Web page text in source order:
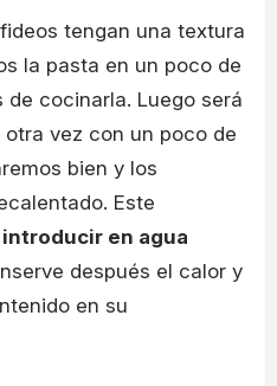
tengan una textura
la pasta en un poco de
cocinarla. Luego será
vez con un poco de
bien y los
Este
en agua
después el calor y
en su